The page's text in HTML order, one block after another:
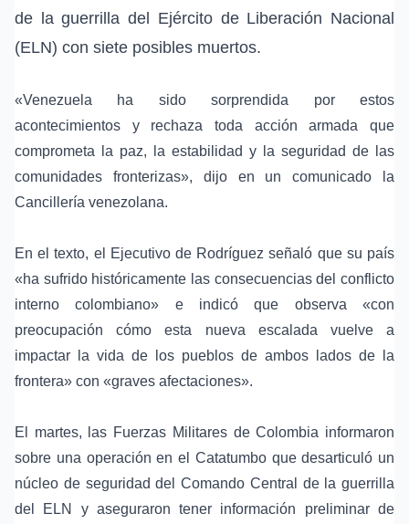
de la guerrilla del Ejército de Liberación Nacional
(ELN) con siete posibles muertos.
«Venezuela ha sido sorprendida por estos
acontecimientos y rechaza toda acción armada que
comprometa la paz, la estabilidad y la seguridad de las
comunidades fronterizas», dijo en un comunicado la
Cancillería venezolana.
En el texto, el Ejecutivo de Rodríguez señaló que su país
«ha sufrido históricamente las consecuencias del conflicto
interno colombiano» e indicó que observa «con
preocupación cómo esta nueva escalada vuelve a
impactar la vida de los pueblos de ambos lados de la
frontera» con «graves afectaciones».
El martes, las Fuerzas Militares de Colombia informaron
sobre una operación en el Catatumbo que desarticuló un
núcleo de seguridad del Comando Central de la guerrilla
del ELN y aseguraron tener información preliminar de